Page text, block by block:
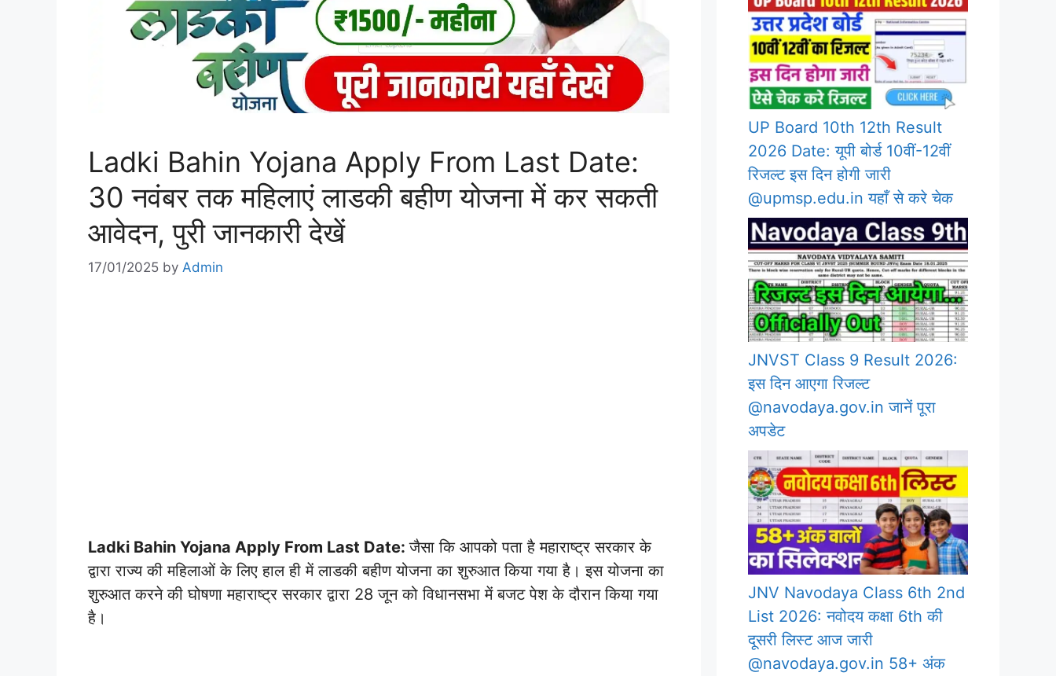
Ladki Bahin Yojana Apply From Last Date:
30 नवंबर तक महिलाएं लाडकी बहीण योजना में कर सकती
आवेदन, पुरी जानकारी देखें
17/01/2025 by Admin
Ladki Bahin Yojana Apply From Last Date:जैसा कि आपको पता है महाराष्ट्र सरकार के
द्वारा राज्य की महिलाओं के लिए हाल ही में लाडकी बहीण योजना का शुरुआत किया गया है। इस योजना का
शुरुआत करने की घोषणा महाराष्ट्र सरकार द्वारा 28 जून को विधानसभा में बजट पेश के दौरान किया गया
है।
UP Board 10th 12th Result
2026 Date: यूपी बोर्ड 10वीं-12वीं
रिजल्ट इस दिन होगी जारी
@upmsp.edu.in यहाँ से करे चेक
JNVST Class 9 Result 2026:
इस दिन आएगा रिजल्ट
@navodaya.gov.in जानें पूरा
अपडेट
JNV Navodaya Class 6th 2nd
List 2026: नवोदय कक्षा 6th की
दूसरी लिस्ट आज जारी
@navodaya.gov.in 58+ अंक